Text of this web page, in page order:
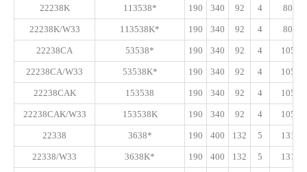
22238K 113538* 190 340 92 4 800
22238K/W33 113538K* 190 340 92 4 800
22238CA 53538* 190 340 92 4 1050
22238CA/W33 53538K* 190 340 92 4 1050
22238CAK 153538 190 340 92 4 1050
22238CAK/W33 153538K 190 340 92 4 1050
22338 3638* 190 400 132 5 1310
22338/W33 3638K* 190 400 132 5 1310